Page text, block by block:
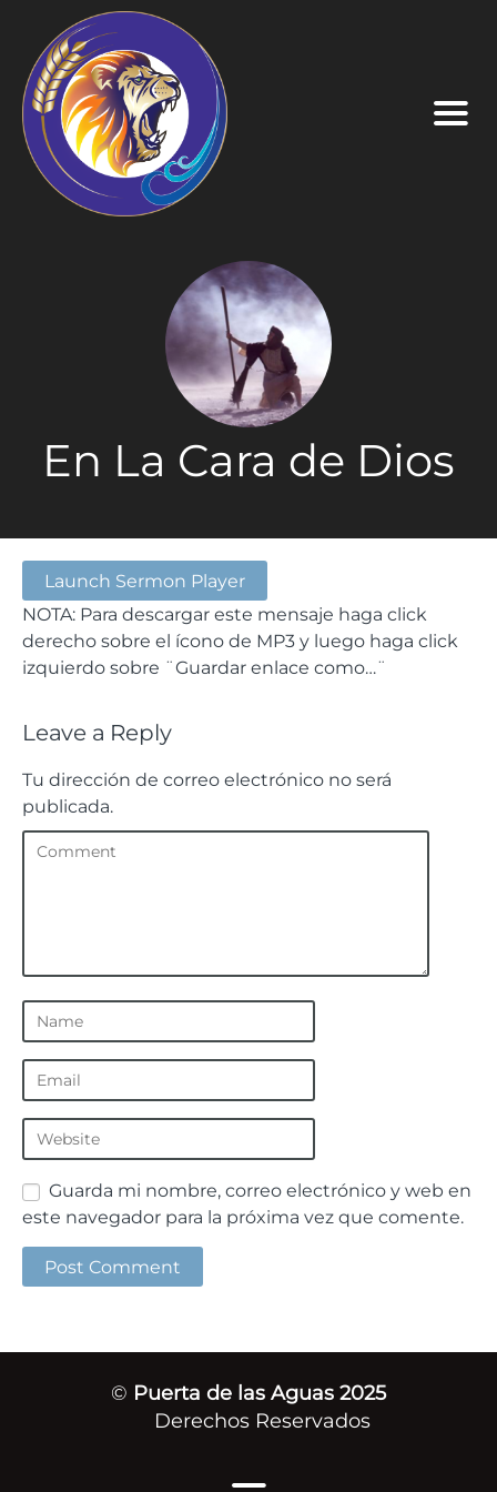
En La Cara de Dios
Launch Sermon Player
NOTA: Para descargar este mensaje haga click
derecho sobre el ícono de MP3 y luego haga click
izquierdo sobre ¨Guardar enlace como…¨
Leave a Reply
Tu dirección de correo electrónico no será
publicada.
Guarda mi nombre, correo electrónico y web en
este navegador para la próxima vez que comente.
© Puerta de las Aguas 2025
Derechos Reservados